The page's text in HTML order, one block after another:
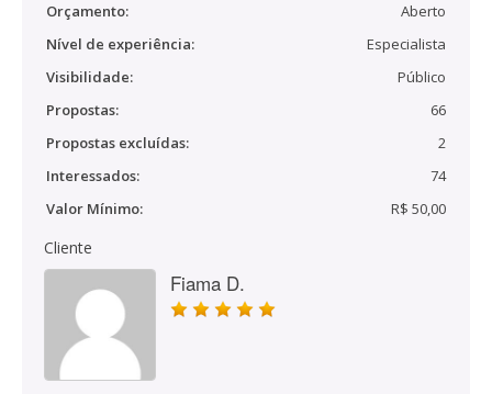
Orçamento:
Aberto
Nível de experiência:
Especialista
Visibilidade:
Público
Propostas:
66
Propostas excluídas:
2
Interessados:
74
Valor Mínimo:
R$ 50,00
Cliente
Fiama D.